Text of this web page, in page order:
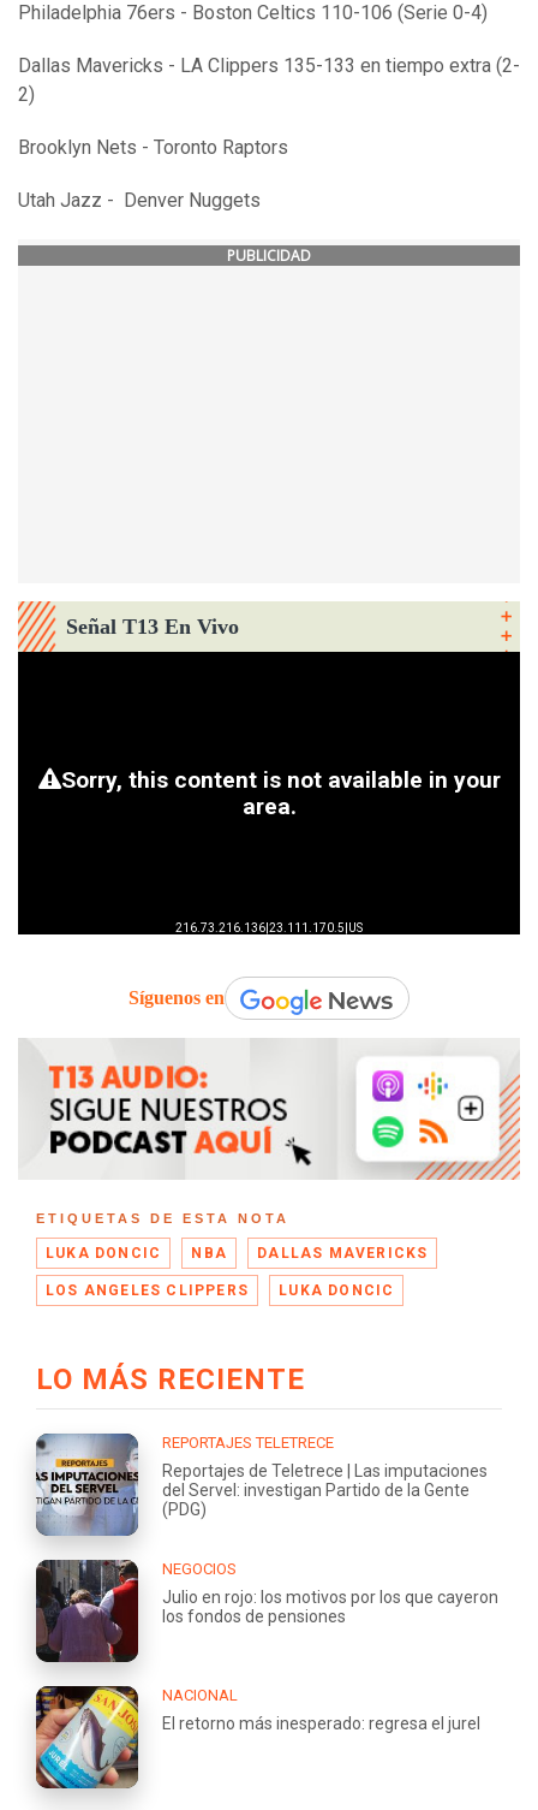
Philadelphia 76ers - Boston Celtics 110-106 (Serie 0-4)
Dallas Mavericks - LA Clippers 135-133 en tiempo extra (2-
2)
Brooklyn Nets - Toronto Raptors
Utah Jazz - Denver Nuggets
PUBLICIDAD
Señal T13 En Vivo
Síguenos en
ETIQUETAS DE ESTA NOTA
LUKA DONCIC NBA DALLAS MAVERICKS
LOS ANGELES CLIPPERS LUKA DONCIC
LO MÁS RECIENTE
REPORTAJES TELETRECE
Reportajes de Teletrece | Las imputaciones
del Servel: investigan Partido de la Gente
(PDG)
NEGOCIOS
Julio en rojo: los motivos por los que cayeron
los fondos de pensiones
NACIONAL
El retorno más inesperado: regresa el jurel